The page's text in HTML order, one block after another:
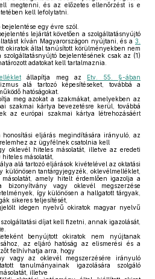
megtenni, és az előzetes ellenőrzést is e
kell lefolytatni.
egy évre szól.
lejártát követően a szolgáltatásnyújtó
kíván Magyarországon nyújtani, és a 3.
okiratok által tanúsított körülményekben nem
bejelentésének csak az (1)
adatokat kell tartalmaznia.
állapítja meg az Etv. 55. §-ában
alá tartozó képesítéseket, továbbá a
hatóságokat.
meg azokat a szakmákat, amelyekben az
szakmai kártya bevezetésre kerül, továbbá
az európai szakmai kártya létrehozásáért
eljárás megindítására irányuló, az
az ügyfélnek csatolnia kell
oklevél hiteles másolatát, illetve az eredeti
másolatát,
alá tartozó eljárások kivételével az oktatási
tantárgyjegyzék, oklevélmelléklet,
amely hitelt érdemlően igazolja a
bizonyítvány vagy oklevél megszerzése
így különösen a hallgatott tárgyak,
sikeres teljesítését,
idegen nyelvű okiratok magyar nyelvű
díjat kell fizetni, annak igazolását,
benyújtott okiratok nem nyújtanak
az eljáró hatóság az elismerési és a
felhívhatja arra, hogy
vagy az oklevél megszerzésére irányuló
tanulmányainak igazolására szolgáló
illetve